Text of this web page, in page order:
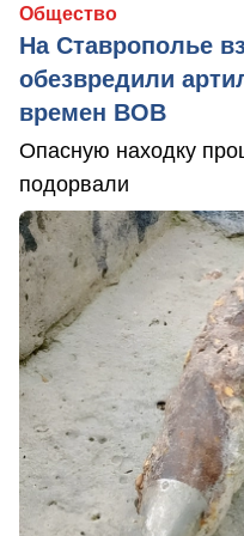
Общество
На Ставрополье
обезвредили
времен ВОВ
Опасную находку
подорвали